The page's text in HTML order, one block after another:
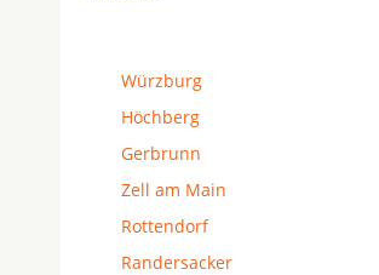
Würzburg
Höchberg
Gerbrunn
Zell am Main
Rottendorf
Randersacker